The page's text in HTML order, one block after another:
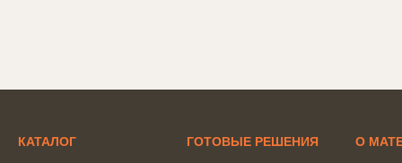
КАТАЛОГ ГОТОВЫЕ РЕШЕНИЯ О